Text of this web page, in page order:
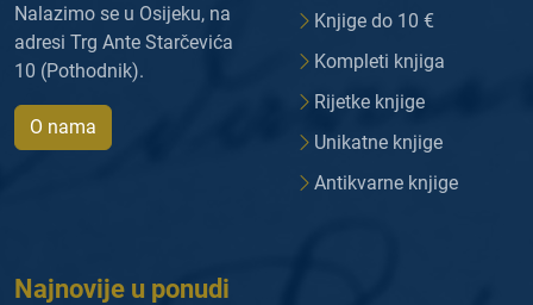
Nalazimo se u Osijeku, na
adresi Trg Ante Starčevića
10 (Pothodnik).
O nama
Knjige do 10 €
Kompleti knjiga
Rijetke knjige
Unikatne knjige
Antikvarne knjige
Najnovije u ponudi